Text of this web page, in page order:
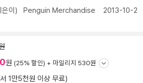
은이) Penguin Merchandise
2013-10-2
원 (25% 할인) + 마일리지 530원
1만5천원 이상 무료)